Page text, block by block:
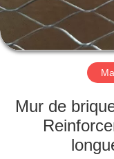
AU
SUJET
DE
VISITE
D'USINE
Mur de